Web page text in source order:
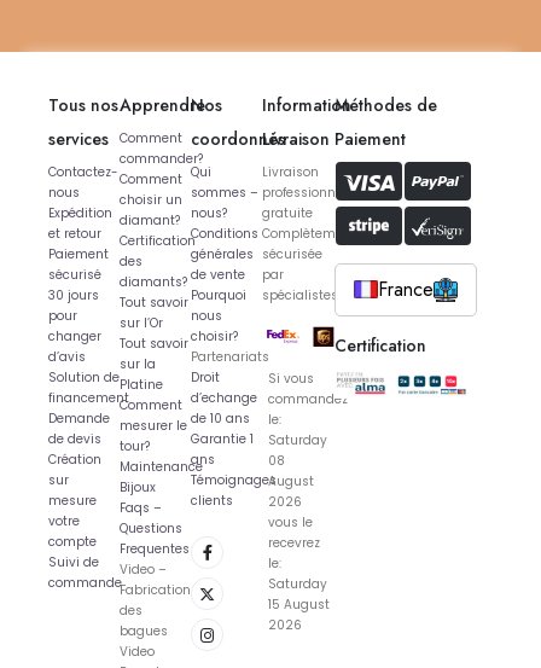
Tous nos
services
Contactez-
nous
Expédition
et retour
Paiement
sécurisé
30 jours
pour
changer
d’avis
Solution de
financement
Demande
de devis
Création
sur
mesure
votre
compte
Suivi de
commande
Apprendre
Comment
commander?
Comment
choisir un
diamant?
Certification
des
diamants?
Tout savoir
sur l’Or
Tout savoir
sur la
Platine
Comment
mesurer le
tour?
Maintenance
Bijoux
Faqs –
Questions
Frequentes
Video –
Fabrication
des
bagues
Video
Nos
coordonnés
Qui
sommes –
nous?
Conditions
générales
de vente
Pourquoi
nous
choisir?
Partenariats
Droit
d’echange
de 10 ans
Garantie 1
ans
Témoignages
clients
Information
Livraison
Livraison
professionnelle
gratuite
Complètement
sécurisée
par
spécialistes
Si vous
commandez
le:
Saturday
08
August
2026
vous le
recevrez
le:
Saturday
15 August
2026
Méthodes de
Paiement
France
Certification